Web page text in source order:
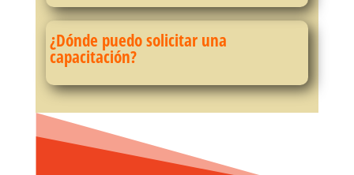
¿Dónde puedo solicitar una
capacitación?